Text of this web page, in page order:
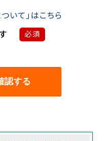
いて」はこちら
必須